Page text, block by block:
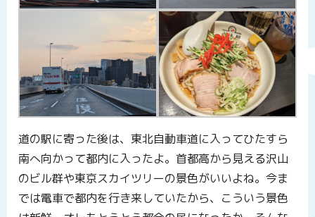
道の駅に寄った後は、東北自動車道に入ってひたすら
南へ向かって都内に入ったよ。首都高から見える沢山
のビル群や東京スカイツリーの景色がいいよね。今ま
では電車で都内を行き来していたから、こういう景色